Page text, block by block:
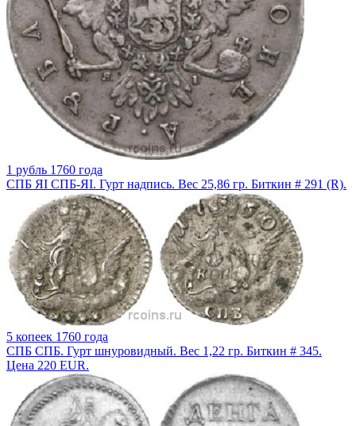
1 рубль 1760 года
СПБ ЯI СПБ-ЯI. Гурт надпись. Вес 25,86 гр. Биткин # 291 (R).
5 копеек 1760 года
СПБ СПБ. Гурт шнуровидный. Вес 1,22 гр. Биткин # 345.
Цена 220 EUR.